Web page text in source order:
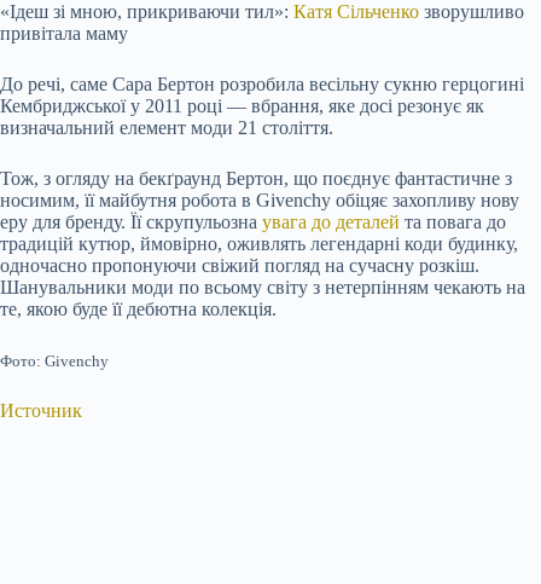
«Ідеш зі мною, прикриваючи тил»: Катя Сільченко зворушливо
привітала маму
До речі, саме Сара Бертон розробила весільну сукню герцогині
Кембриджської у 2011 році — вбрання, яке досі резонує як
визначальний елемент моди 21 століття.
Тож, з огляду на бекґраунд Бертон, що поєднує фантастичне з
носимим, її майбутня робота в Givenchy обіцяє захопливу нову
еру для бренду. Її скрупульозна увага до деталей та повага до
традицій кутюр, ймовірно, оживлять легендарні коди будинку,
одночасно пропонуючи свіжий погляд на сучасну розкіш.
Шанувальники моди по всьому світу з нетерпінням чекають на
те, якою буде її дебютна колекція.
Фото: Givenchy
Источник